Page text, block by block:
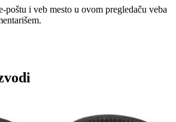
poštu i veb mesto u ovom pregledaču veba